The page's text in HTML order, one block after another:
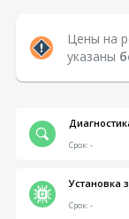
Цены на
указаны
Срок:-
Установка
Срок:-